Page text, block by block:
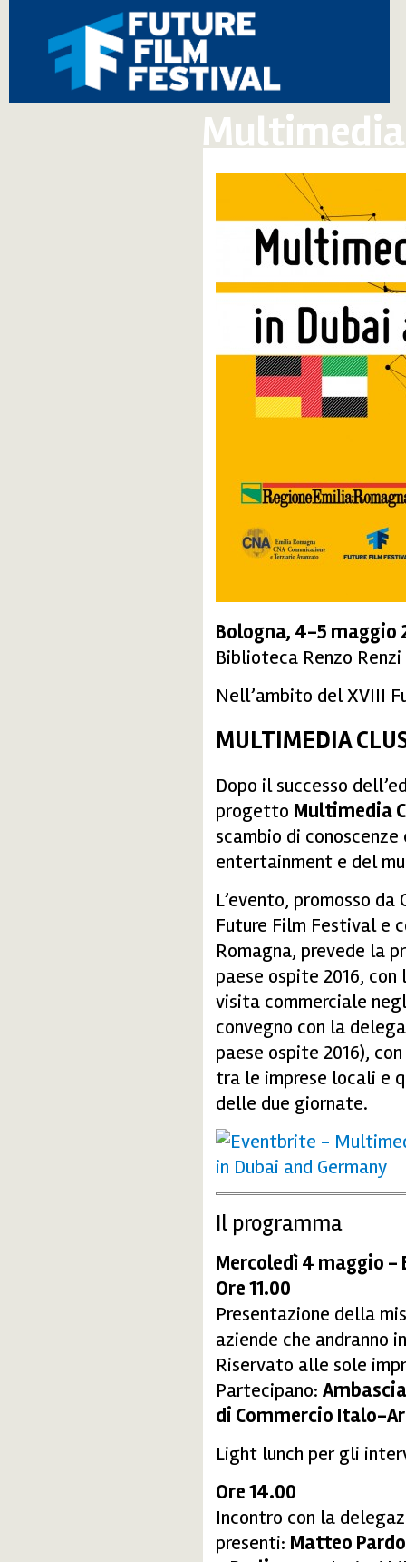
Bologna, 4-5 maggio
Biblioteca Renzo
Nell’ambito del XVIII
MULTIMEDIA
Dopo il successo
progetto Multimedia
scambio di
entertainment e del
L’evento, promosso
Future Film Festival e
Romagna, prevede la
paese ospite 2016,
visita commerciale
convegno con la
paese ospite 2016),
tra le imprese locali e
delle due giornate.
Il programma
Mercoledì 4 maggio -
Ore 11.00
Presentazione della
aziende che andranno
Riservato alle sole
Partecipano:
di Commercio Italo-
Light lunch per gli
Ore 14.00
Incontro con la
presenti: Matteo Pardo